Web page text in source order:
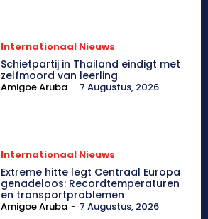
Internationaal Nieuws
Schietpartij in Thailand eindigt met
zelfmoord van leerling
Amigoe Aruba - 7 Augustus, 2026
Internationaal Nieuws
Extreme hitte legt Centraal Europa
genadeloos: Recordtemperaturen
en transportproblemen
Amigoe Aruba - 7 Augustus, 2026